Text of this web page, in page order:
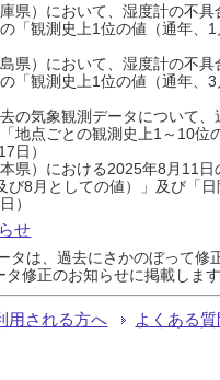
県）において、湿度計の不
「観測史上1位の値（通年、
県）において、湿度計の不
「観測史上1位の値（通年
の気象観測データについて
地点ごとの観測史上1～10
日）
県）における2025年8月11
び8月としての値）」及び「
）
せ
タは、過去にさかのぼって修
修正のお知らせに掲載します
用される方へ よくある質